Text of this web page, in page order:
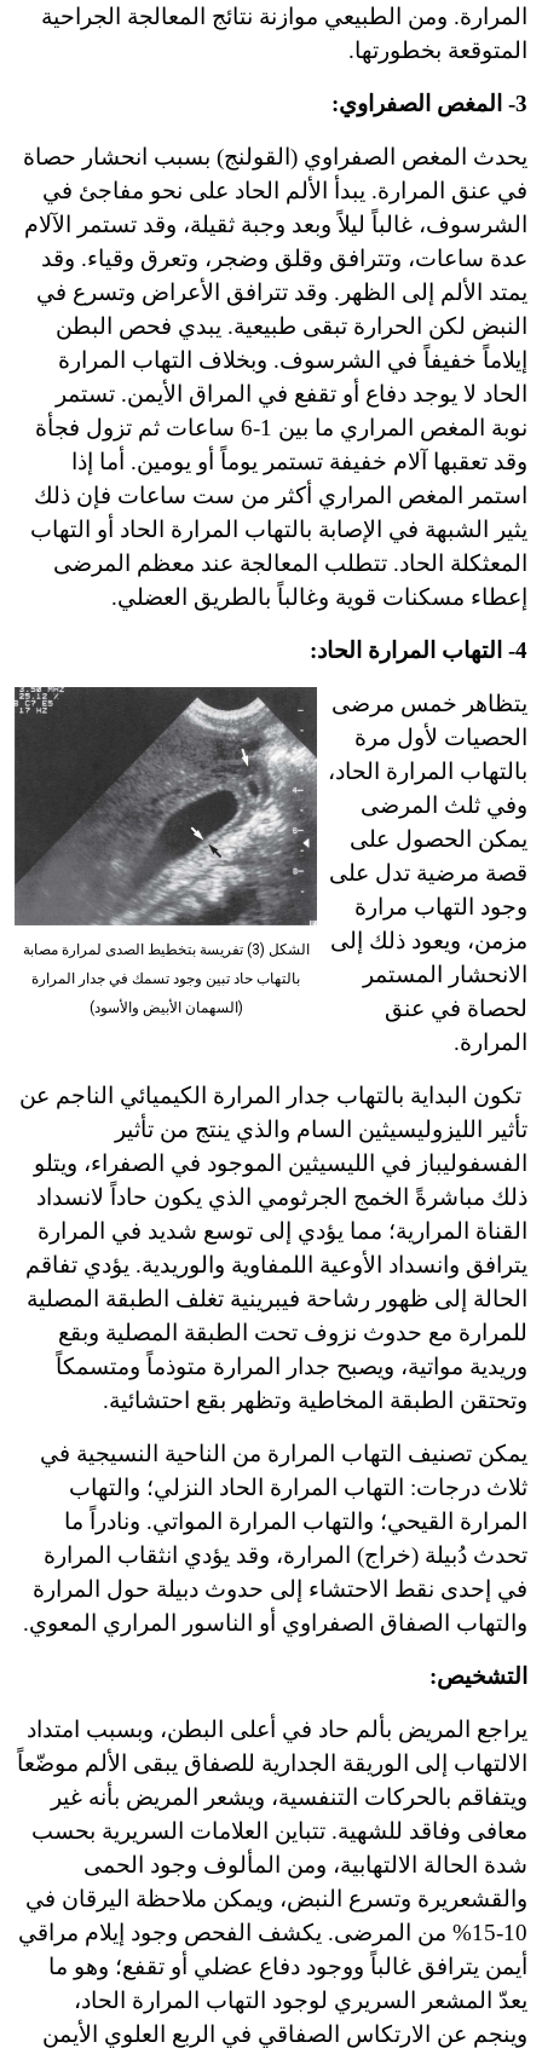
المرارة. ومن الطبيعي موازنة نتائج المعالجة الجراحية
المتوقعة بخطورتها.
3- المغص الصفراوي:
يحدث المغص الصفراوي (القولنج) بسبب انحشار حصاة
في عنق المرارة. يبدأ الألم الحاد على نحو مفاجئ في
الشرسوف، غالباً ليلاً وبعد وجبة ثقيلة، وقد تستمر الآلام
عدة ساعات، وتترافق وقلق وضجر، وتعرق وقياء. وقد
يمتد الألم إلى الظهر. وقد تترافق الأعراض وتسرع في
النبض لكن الحرارة تبقى طبيعية. يبدي فحص البطن
إيلاماً خفيفاً في الشرسوف. وبخلاف التهاب المرارة
الحاد لا يوجد دفاع أو تقفع في المراق الأيمن. تستمر
نوبة المغص المراري ما بين 1-6 ساعات ثم تزول فجأة
وقد تعقبها آلام خفيفة تستمر يوماً أو يومين. أما إذا
استمر المغص المراري أكثر من ست ساعات فإن ذلك
يثير الشبهة في الإصابة بالتهاب المرارة الحاد أو التهاب
المعثكلة الحاد. تتطلب المعالجة عند معظم المرضى
إعطاء مسكنات قوية وغالباً بالطريق العضلي.
4- التهاب المرارة الحاد:
الشكل (3) تفريسة بتخطيط الصدى لمرارة مصابة
بالتهاب حاد تبين وجود تسمك في جدار المرارة
(السهمان الأبيض والأسود)
يتظاهر خمس مرضى
الحصيات لأول مرة
بالتهاب المرارة الحاد،
وفي ثلث المرضى
يمكن الحصول على
قصة مرضية تدل على
وجود التهاب مرارة
مزمن، ويعود ذلك إلى
الانحشار المستمر
لحصاة في عنق
المرارة.
تكون البداية بالتهاب جدار المرارة الكيميائي الناجم عن
تأثير الليزوليسيثين السام والذي ينتج من تأثير
الفسفوليباز في الليسيثين الموجود في الصفراء، ويتلو
ذلك مباشرةً الخمج الجرثومي الذي يكون حاداً لانسداد
القناة المرارية؛ مما يؤدي إلى توسع شديد في المرارة
يترافق وانسداد الأوعية اللمفاوية والوريدية. يؤدي تفاقم
الحالة إلى ظهور رشاحة فيبرينية تغلف الطبقة المصلية
للمرارة مع حدوث نزوف تحت الطبقة المصلية وبقع
وريدية مواتية، ويصبح جدار المرارة متوذماً ومتسمكاً
وتحتقن الطبقة المخاطية وتظهر بقع احتشائية.
يمكن تصنيف التهاب المرارة من الناحية النسيجية في
ثلاث درجات: التهاب المرارة الحاد النزلي؛ والتهاب
المرارة القيحي؛ والتهاب المرارة المواتي. ونادراً ما
تحدث دُبيلة (خراج) المرارة، وقد يؤدي انثقاب المرارة
في إحدى نقط الاحتشاء إلى حدوث دبيلة حول المرارة
والتهاب الصفاق الصفراوي أو الناسور المراري المعوي.
التشخيص:
يراجع المريض بألم حاد في أعلى البطن، وبسبب امتداد
الالتهاب إلى الوريقة الجدارية للصفاق يبقى الألم موضّعاً
ويتفاقم بالحركات التنفسية، ويشعر المريض بأنه غير
معافى وفاقد للشهية. تتباين العلامات السريرية بحسب
شدة الحالة الالتهابية، ومن المألوف وجود الحمى
والقشعريرة وتسرع النبض، ويمكن ملاحظة اليرقان في
10-15% من المرضى. يكشف الفحص وجود إيلام مراقي
أيمن يترافق غالباً ووجود دفاع عضلي أو تقفع؛ وهو ما
يعدّ المشعر السريري لوجود التهاب المرارة الحاد،
وينجم عن الارتكاس الصفاقي في الربع العلوي الأيمن